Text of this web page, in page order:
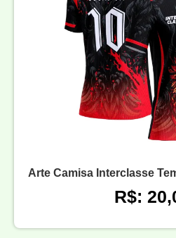
Arte Camisa Interclasse
R$: